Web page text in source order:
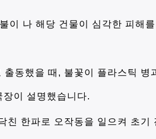
이 나 해당 건물이 심각한 피해
출동했을 때 , 불꽃이 플라스틱 병
장이 설명했습니다.
친 한파로 오작동을 일으켜 초기